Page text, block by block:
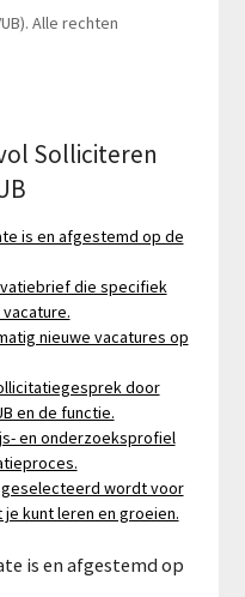
Alle rechten
Solliciteren
is en afgestemd op de
die specifiek
nieuwe vacatures op
door
en de functie.
en onderzoeksprofiel
geselecteerd wordt voor
kunt leren en groeien.
is en afgestemd op